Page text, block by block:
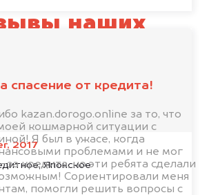
2017
Японское
наших
спасение от кредита!
kazan.dorogo.online за то, что
кошмарной ситуации с
Я был в ужасе, когда
проблемами и не мог
за кредита, но эти ребята сделали
Сориентировали меня
помогли решить вопросы с